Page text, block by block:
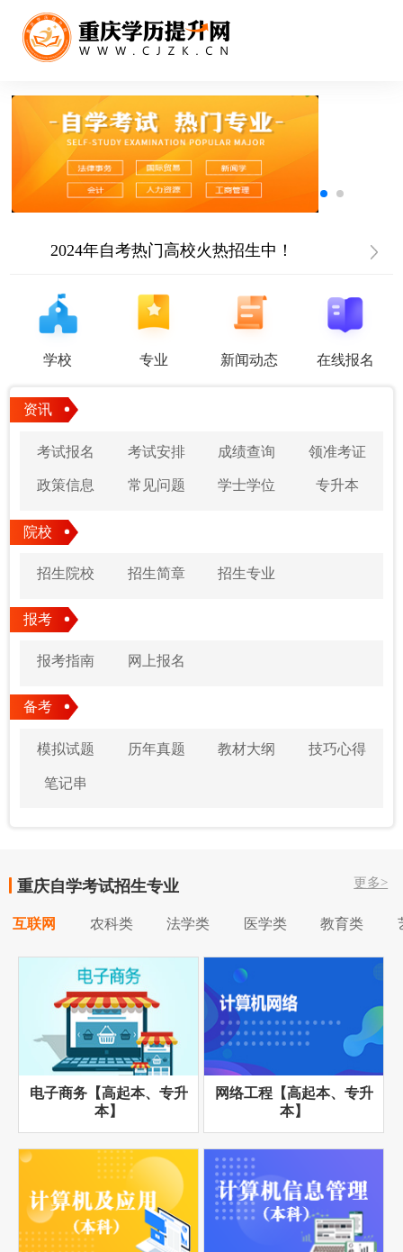
2024年自考热门高校火热招生中！
学校 专业 新闻动态 在线报名
资讯
考试报名 考试安排 成绩查询 领准考证
政策信息 常见问题 学士学位 专升本
院校
招生院校 招生简章 招生专业
报考
报考指南 网上报名
备考
模拟试题 历年真题 教材大纲 技巧心得
笔记串
重庆自学考试招生专业 更多>
互联网 农科类 法学类 医学类 教育类
电子商务【高起本、专升
本】
网络工程【高起本、专升
本】